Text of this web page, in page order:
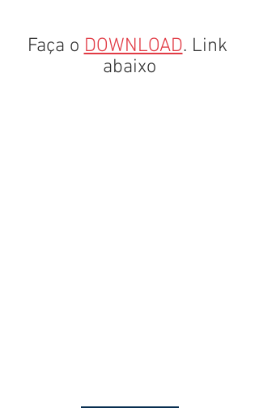
Faça o DOWNLOAD. Link
abaixo